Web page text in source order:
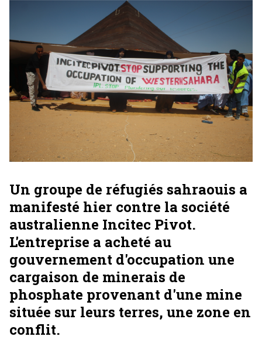
Un groupe de réfugiés sahraouis a
manifesté hier contre la société
australienne Incitec Pivot.
L'entreprise a acheté au
gouvernement d'occupation une
cargaison de minerais de
phosphate provenant d'une mine
située sur leurs terres, une zone en
conflit.